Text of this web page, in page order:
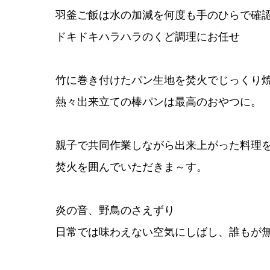
羽釜ご飯は水の加減を何度も手のひらで確
ドキドキハラハラのくど調理にお任せ
竹に巻き付けたパン生地を焚火でじっくり
熱々出来立ての棒パンは最高のおやつに。
親子で共同作業しながら出来上がった料理
焚火を囲んでいただきま～す。
炎の音、野鳥のさえずり
日常では味わえない空気にしばし、誰もが